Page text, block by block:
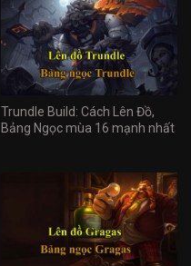
Trundle Build: Cách Lên Đồ,
Bảng Ngọc mùa 16 mạnh nhất